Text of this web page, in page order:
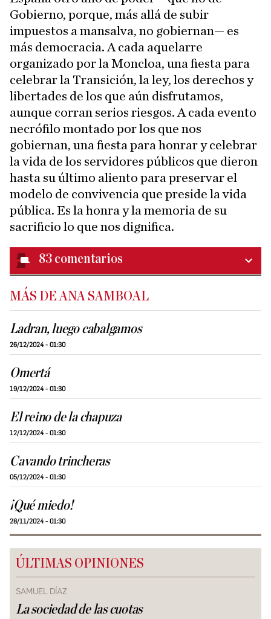
Gobierno, porque, más allá de subir
impuestos a mansalva, no gobiernan— es
más democracia. A cada aquelarre
organizado por la Moncloa, una fiesta para
celebrar la Transición, la ley, los derechos y
libertades de los que aún disfrutamos,
aunque corran serios riesgos. A cada evento
necrófilo montado por los que nos
gobiernan, una fiesta para honrar y celebrar
la vida de los servidores públicos que dieron
hasta su último aliento para preservar el
modelo de convivencia que preside la vida
pública. Es la honra y la memoria de su
sacrificio lo que nos dignifica.
83 comentarios
MÁS DE ANA SAMBOAL
Ladran, luego cabalgamos
26/12/2024 - 01:30
Omertá
19/12/2024 - 01:30
El reino de la chapuza
12/12/2024 - 01:30
Cavando trincheras
05/12/2024 - 01:30
¡Qué miedo!
28/11/2024 - 01:30
ÚLTIMAS OPINIONES
SAMUEL DÍAZ
La sociedad de las cuotas